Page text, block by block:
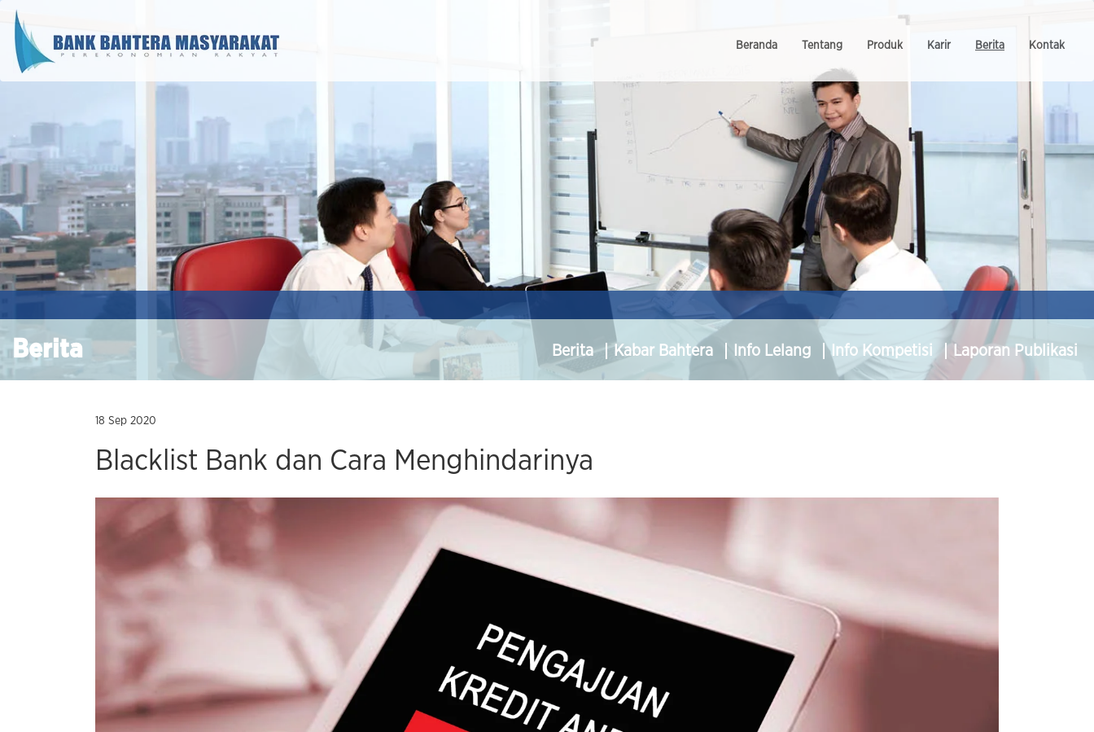
Beranda Tentang Produk Karir Berita Kontak
Berita Berita Kabar Bahtera Info Lelang Info Kompetisi Laporan Publikasi
18 Sep 2020
Blacklist Bank dan Cara Menghindarinya